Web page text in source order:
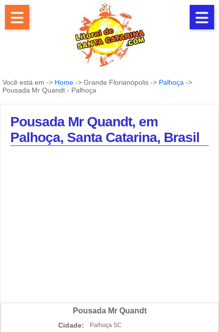
Você está em -> Home -> Grande Florianópolis -> Palhoça ->
Pousada Mr Quandt - Palhoça
Pousada Mr Quandt, em
Palhoça, Santa Catarina, Brasil
Pousada Mr Quandt
Cidade: Palhoça SC